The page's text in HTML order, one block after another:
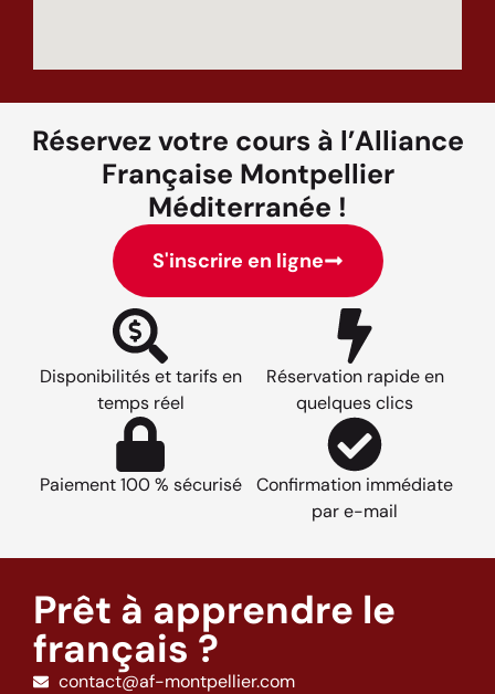
Réservez votre cours à l’Alliance
Française Montpellier
Méditerranée !
S'inscrire en ligne
Disponibilités et tarifs en
temps réel
Réservation rapide en
quelques clics
Paiement 100 % sécurisé
Confirmation immédiate
par e-mail
Prêt à apprendre le
français ?
contact@af-montpellier.com